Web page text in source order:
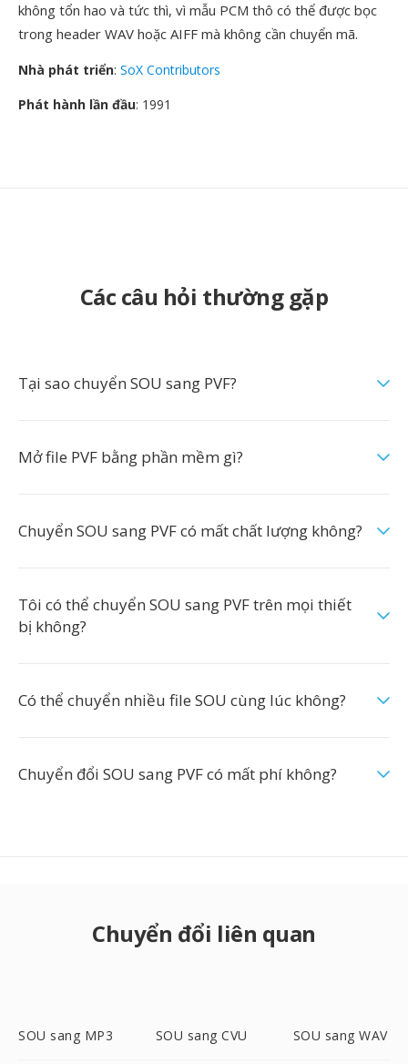
không tổn hao và tức thì, vì mẫu PCM thô có thể được bọc
trong header WAV hoặc AIFF mà không cần chuyển mã.
Nhà phát triển: SoX Contributors
Phát hành lần đầu: 1991
Các câu hỏi thường gặp
Tại sao chuyển SOU sang PVF?
Mở file PVF bằng phần mềm gì?
Chuyển SOU sang PVF có mất chất lượng không?
Tôi có thể chuyển SOU sang PVF trên mọi thiết
bị không?
Có thể chuyển nhiều file SOU cùng lúc không?
Chuyển đổi SOU sang PVF có mất phí không?
Chuyển đổi liên quan
SOU sang MP3 SOU sang CVU SOU sang WAV